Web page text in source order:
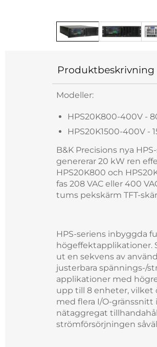
Produktbeskrivning
Modeller:
HPS20K800-400V -
HPS20K1500-400V -
B&K Precisions nya
genererar 20 kW ren
HPS20K800 och
fas 208 VAC eller 400
tums pekskärm TFT-
HPS-seriens inbyggda
högeffektapplikationer.
ut en sekvens av
justerbara spännings-/
applikationer med
upp till 8 enheter, vilket
med flera I/O-gränssnitt
nätaggregat
strömförsörjningen